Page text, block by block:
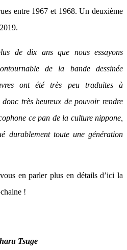
entre 1967 et 1968. Un deuxième
de dix ans que nous essayons
de la bande dessinée
ont été très peu traduites à
donc très heureux de pouvoir rendre
ce pan de la culture nippone,
durablement toute une génération
en parler plus en détails d’ici la
!
Tsuge